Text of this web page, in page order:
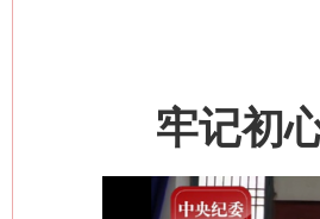
牢记初